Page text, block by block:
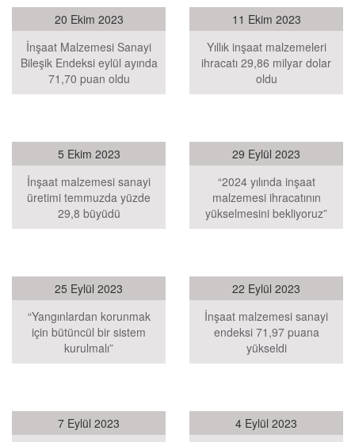
20 Ekim 2023
İnşaat Malzemesi Sanayi
Bileşik Endeksi eylül ayında
71,70 puan oldu
11 Ekim 2023
Yıllık inşaat malzemeleri
ihracatı 29,86 milyar dolar
oldu
5 Ekim 2023
İnşaat malzemesi sanayi
üretimi temmuzda yüzde
29,8 büyüdü
29 Eylül 2023
“2024 yılında inşaat
malzemesi ihracatının
yükselmesini bekliyoruz”
25 Eylül 2023
“Yangınlardan korunmak
için bütüncül bir sistem
kurulmalı”
22 Eylül 2023
İnşaat malzemesi sanayi
endeksi 71,97 puana
yükseldi
7 Eylül 2023
4 Eylül 2023